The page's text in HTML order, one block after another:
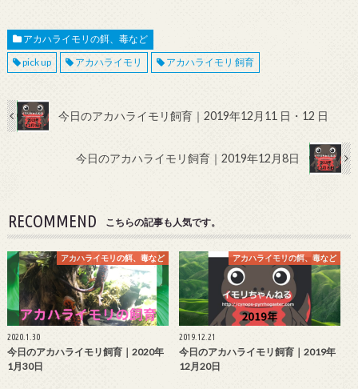
アカハライモリの餌、毒など
pick up
アカハライモリ アカハライモリ 飼育
今日のアカハライモリ飼育｜2019年12月11 日・12 日
今日のアカハライモリ飼育｜2019年12月8日
RECOMMEND こちらの記事も人気です。
アカハライモリの餌、毒など
2020.1.30
今日のアカハライモリ飼育｜2020年
1月30日
アカハライモリの餌、毒など
2019.12.21
今日のアカハライモリ飼育｜2019年
12月20日